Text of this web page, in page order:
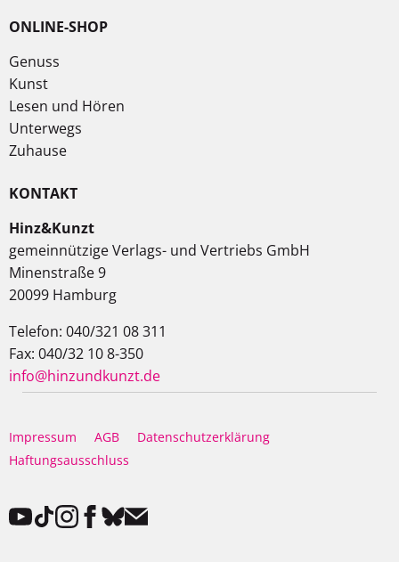
ONLINE-SHOP
Genuss
Kunst
Lesen und Hören
Unterwegs
Zuhause
KONTAKT
Hinz&Kunzt
gemeinnützige Verlags- und Vertriebs GmbH
Minenstraße 9
20099 Hamburg
Telefon: 040/321 08 311
Fax: 040/32 10 8-350
info@hinzundkunzt.de
Impressum AGB
Datenschutzerklärung
Haftungsausschluss